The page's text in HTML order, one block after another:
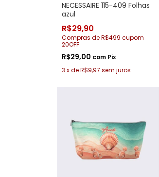
NECESSAIRE 115-409 Folhas
azul
R$29,90
Compras de R$499 cupom
20OFF
R$29,00 com Pix
3 xdeR$9,97 sem juros